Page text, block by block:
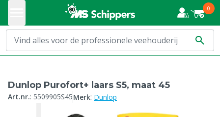
0
Dunlop Purofort+ laars S5, maat 45
Art.nr.: 5509905S45Merk: Dunlop